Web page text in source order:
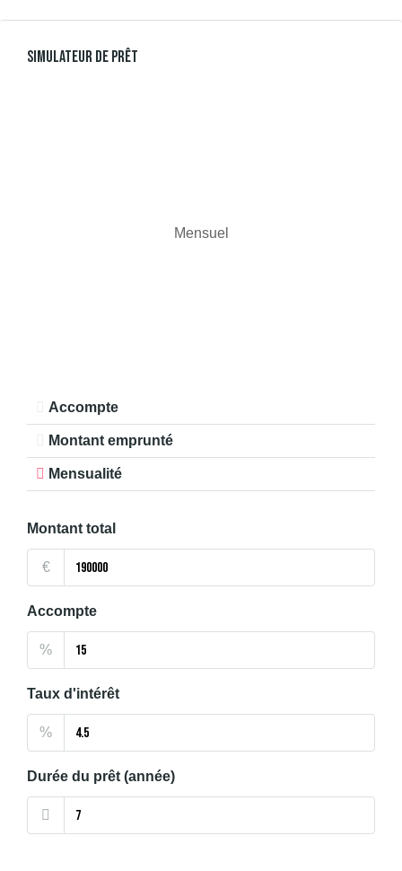
Simulateur De Prêt
Mensuel
Accompte
Montant emprunté
Mensualité
Montant total
€
Accompte
%
Taux d'intérêt
%
Durée du prêt (année)